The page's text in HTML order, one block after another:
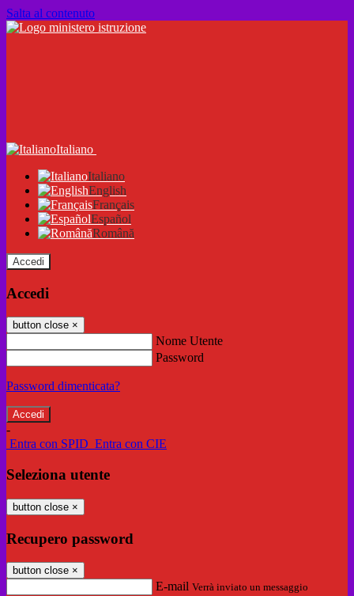
Salta al contenuto
Italiano
Italiano
English
Français
Español
Română
Accedi
Accedi
button close ×
Nome Utente
Password
Password dimenticata?
-
Entra con SPID Entra con CIE
Seleziona utente
button close ×
Recupero password
button close ×
E-mail Verrà inviato un messaggio